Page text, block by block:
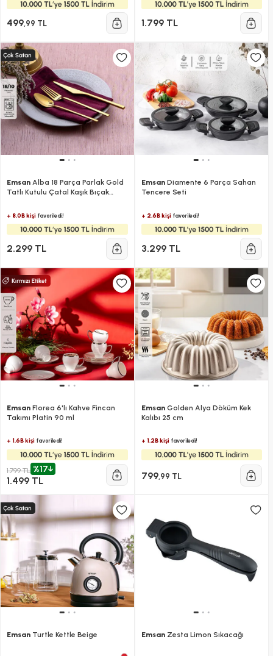
499,99 TL 1.799 TL
Emsan Alba 18 Parça Parlak Gold
Tatlı Kutulu Çatal Kaşık Bıçak
+ 8.0B kişi favoriledi!
2.299 TL
EmsanDiamente 6 Parça Sahan
Tencere Seti
+ 2.6B kişifavoriledi!
3.299 TL
Emsan Florea 6'lı Kahve Fincan
Takımı Platin 90 ml
+ 1.6B kişi favoriledi!
1.799 TL %17
1.499 TL
EmsanGolden Alya Döküm Kek
Kalıbı 25 cm
+ 1.2B kişifavoriledi!
799,99 TL
Emsan Turtle Kettle Beige EmsanZesta Limon Sıkacağı